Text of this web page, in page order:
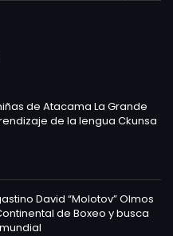
de Atacama La Grande
de la lengua Ckunsa
David “Molotov” Olmos
de Boxeo y busca